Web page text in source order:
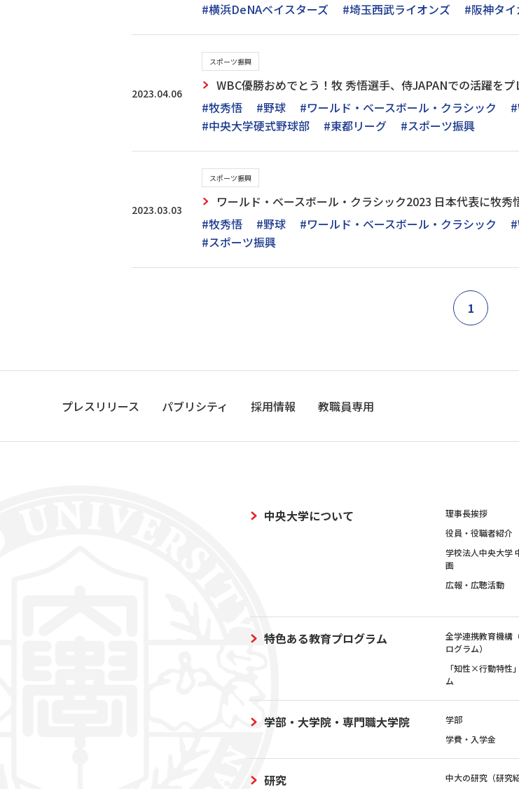
#横浜DeNAベイスターズ
#埼玉西武ライオンズ #阪神タイ
2023.04.06
スポーツ振興
WBC優勝おめでとう！牧 秀悟選手、侍JAPANでの活躍をプ
#牧秀悟
#野球 #ワールド・ベースボール・クラシック
#中央大学硬式野球部
#東都リーグ #スポーツ振興
2023.03.03
スポーツ振興
ワールド・ベースボール・クラシック2023 日本代表に牧秀
#牧秀悟
#野球 #ワールド・ベースボール・クラシック
#スポーツ振興
1
プレスリリース パブリシティ 採用情報 教職員専用
中央大学について 理事長挨拶
役員・役職者紹介
学校法人中央大学
画
広報・広聴活動
特色ある教育プログラム
全学連携教育機構
ログラム）
「知性×行動特性
ム
学部・大学院・専門職大学院 学部
学費・入学金
研究 中大の研究（研究紹